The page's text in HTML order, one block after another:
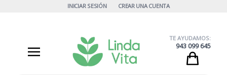
INICIAR SESIÓN CREAR UNA CUENTA
TE AYUDAMOS:
943 099 645